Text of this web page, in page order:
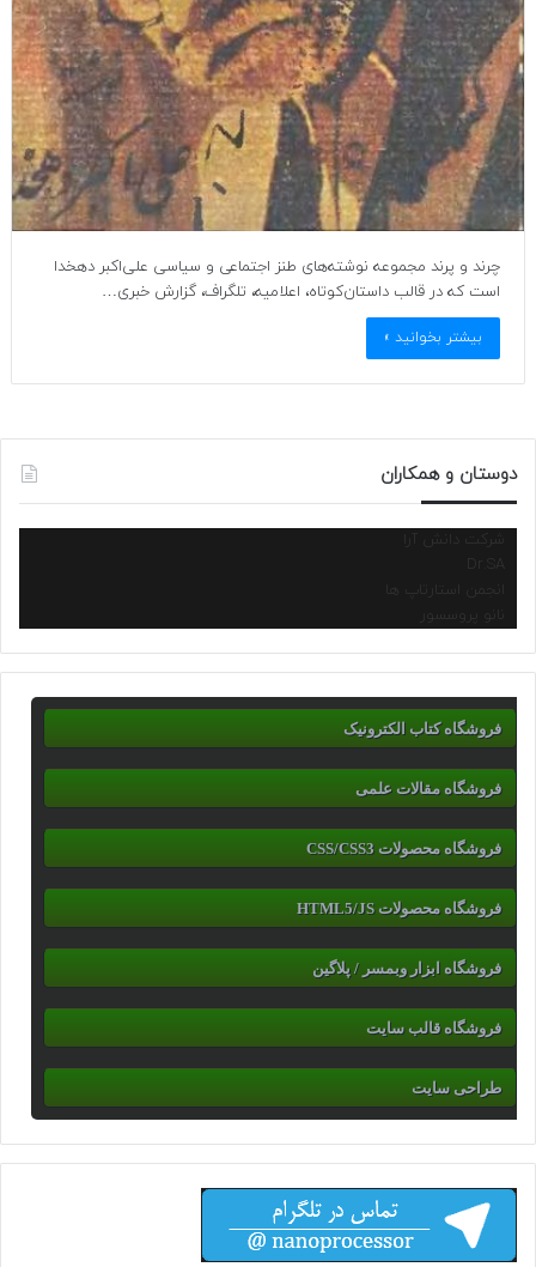
چرند و پرند مجموعه نوشته‌های طنز اجتماعی و سیاسی علی‌اکبر دهخدا
است که در قالب داستان‌کوتاه، اعلامیه، تلگراف، گزارش خبری…
بیشتر بخوانید »
دوستان و همکاران
شرکت دانش آرا
انجمن استارتاپ ها
نانو پروسسور
فروشگاه کتاب الکترونیک
فروشگاه مقالات علمی
فروشگاه محصولات CSS/CSS3
فروشگاه محصولات HTML5/JS
فروشگاه ابزار وبمسر / پلاگین
فروشگاه قالب سایت
طراحی سایت